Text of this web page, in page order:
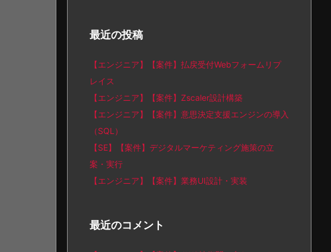
最近の投稿
【エンジニア】【案件】払戻受付Webフォームリプ
レイス
【エンジニア】【案件】Zscaler設計構築
【エンジニア】【案件】意思決定支援エンジンの導入
（SQL）
【SE】【案件】デジタルマーケティング施策の立
案・実行
【エンジニア】【案件】業務UI設計・実装
最近のコメント